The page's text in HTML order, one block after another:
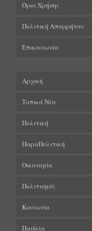
Όροι Χρήσης
Πολιτική Απορρήτου
Επικοινωνία
Αρχική
Τοπικά Νέα
Πολιτική
ΠαραΠολιτική
Οικονομία
Πολιτισμός
Κοινωνία
Παιδεία